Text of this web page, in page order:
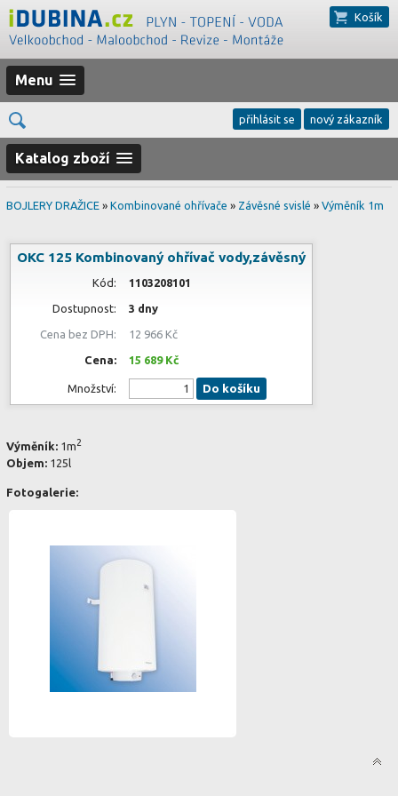
Košík
Menu
přihlásit se nový zákazník
Katalog zboží
BOJLERY DRAŽICE » Kombinované ohřívače » Závěsné svislé » Výměník 1m
OKC 125 Kombinovaný ohřívač vody,závěsný
Kód: 1103208101
Dostupnost: 3 dny
Cena bez DPH: 12 966 Kč
Cena: 15 689 Kč
Množství: Do košíku
Výměník: 1m2
Objem: 125l
Fotogalerie: